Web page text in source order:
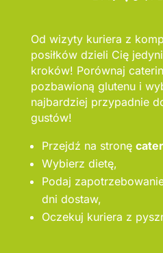
Od wizyty kuriera z
posiłków dzieli Cię
kroków! Porównaj
pozbawioną glutenu i
najbardziej przypadnie
gustów!
Przejdź na stronę
Wybierz dietę,
Podaj
dni dostaw,
Oczekuj kuriera z